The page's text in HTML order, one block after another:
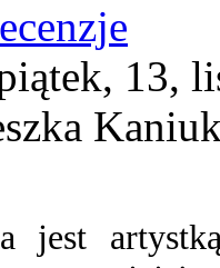
13,
jest